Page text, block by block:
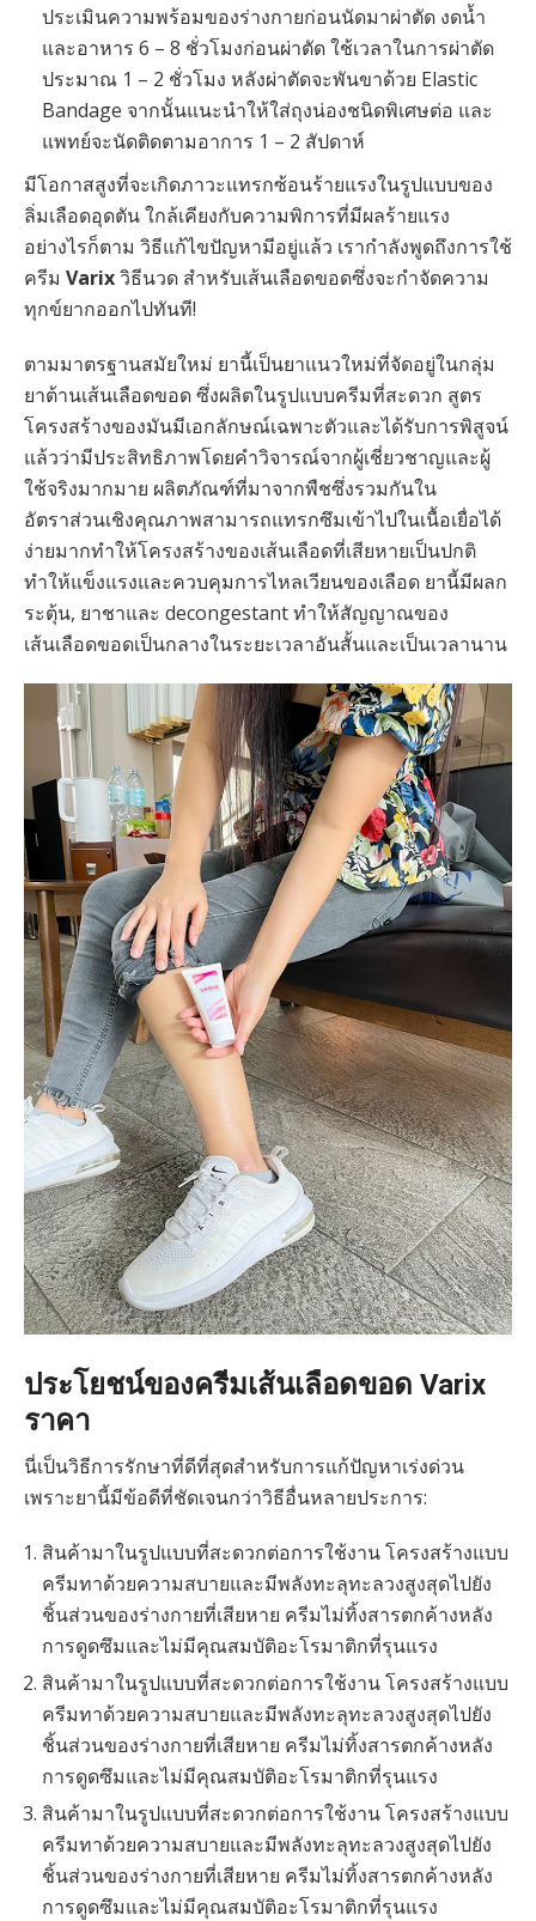
ประเมินความพร้อมของร่างกายก่อนนัดมาผ่าตัด งดน้ำ
และอาหาร 6 – 8 ชั่วโมงก่อนผ่าตัด ใช้เวลาในการผ่าตัด
ประมาณ 1 – 2 ชั่วโมง หลังผ่าตัดจะพันขาด้วย Elastic
Bandage จากนั้นแนะนำให้ใส่ถุงน่องชนิดพิเศษต่อ และ
แพทย์จะนัดติดตามอาการ 1 – 2 สัปดาห์
มีโอกาสสูงที่จะเกิดภาวะแทรกซ้อนร้ายแรงในรูปแบบของ
ลิ่มเลือดอุดตัน ใกล้เคียงกับความพิการที่มีผลร้ายแรง
อย่างไรก็ตาม วิธีแก้ไขปัญหามีอยู่แล้ว เรากำลังพูดถึงการใช้
ครีม Varixวิธีนวด สำหรับเส้นเลือดขอดซึ่งจะกำจัดความ
ทุกข์ยากออกไปทันที!
ตามมาตรฐานสมัยใหม่ ยานี้เป็นยาแนวใหม่ที่จัดอยู่ในกลุ่ม
ยาต้านเส้นเลือดขอด ซึ่งผลิตในรูปแบบครีมที่สะดวก สูตร
โครงสร้างของมันมีเอกลักษณ์เฉพาะตัวและได้รับการพิสูจน์
แล้วว่ามีประสิทธิภาพโดยคำวิจารณ์จากผู้เชี่ยวชาญและผู้
ใช้จริงมากมาย ผลิตภัณฑ์ที่มาจากพืชซึ่งรวมกันใน
อัตราส่วนเชิงคุณภาพสามารถแทรกซึมเข้าไปในเนื้อเยื่อได้
ง่ายมากทำให้โครงสร้างของเส้นเลือดที่เสียหายเป็นปกติ
ทำให้แข็งแรงและควบคุมการไหลเวียนของเลือด ยานี้มีผลก
ระตุ้น, ยาชาและ decongestant ทำให้สัญญาณของ
เส้นเลือดขอดเป็นกลางในระยะเวลาอันสั้นและเป็นเวลานาน
ประโยชน์ของครีมเส้นเลือดขอด Varix
ราคา
นี่เป็นวิธีการรักษาที่ดีที่สุดสำหรับการแก้ปัญหาเร่งด่วน
เพราะยานี้มีข้อดีที่ชัดเจนกว่าวิธีอื่นหลายประการ:
สินค้ามาในรูปแบบที่สะดวกต่อการใช้งาน โครงสร้างแบบ
ครีมทาด้วยความสบายและมีพลังทะลุทะลวงสูงสุดไปยัง
ชิ้นส่วนของร่างกายที่เสียหาย ครีมไม่ทิ้งสารตกค้างหลัง
การดูดซึมและไม่มีคุณสมบัติอะโรมาติกที่รุนแรง
สินค้ามาในรูปแบบที่สะดวกต่อการใช้งาน โครงสร้างแบบ
ครีมทาด้วยความสบายและมีพลังทะลุทะลวงสูงสุดไปยัง
ชิ้นส่วนของร่างกายที่เสียหาย ครีมไม่ทิ้งสารตกค้างหลัง
การดูดซึมและไม่มีคุณสมบัติอะโรมาติกที่รุนแรง
สินค้ามาในรูปแบบที่สะดวกต่อการใช้งาน โครงสร้างแบบ
ครีมทาด้วยความสบายและมีพลังทะลุทะลวงสูงสุดไปยัง
ชิ้นส่วนของร่างกายที่เสียหาย ครีมไม่ทิ้งสารตกค้างหลัง
การดูดซึมและไม่มีคุณสมบัติอะโรมาติกที่รุนแรง